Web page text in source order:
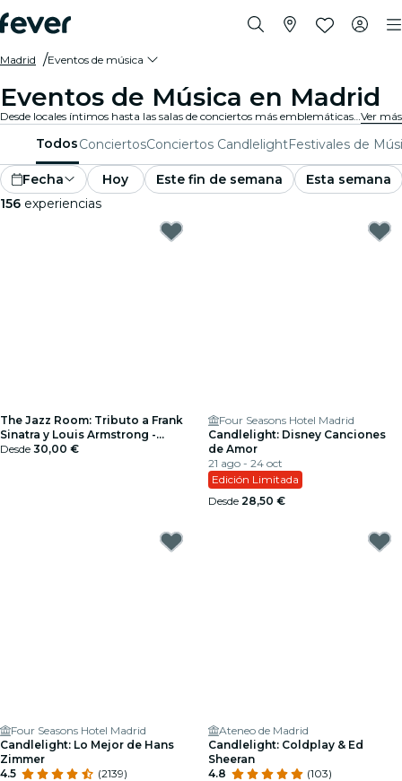
Madrid Eventos de música
Eventos de Música en Madrid
Desde locales íntimos hasta las salas de conciertos más emblemáticas de la ciudad, Madrid vive al son de la música y ofrece una variada gama de eventos para todos los gustos y estilos.Ver más
TodosConciertosConciertos CandlelightFestivales de
Fecha Hoy Este fin de semana
Esta semana
156 experiencias
The Jazz Room: Tributo a Frank
Sinatra y Louis Armstrong -
Tarjeta Regalo
Desde 30,00 €
Four Seasons Hotel Madrid
Candlelight: Disney Canciones
de Amor
21 ago - 24 oct
Edición Limitada
Desde 28,50 €
Four Seasons Hotel Madrid
Candlelight: Lo Mejor de Hans
Zimmer
4.5
(2139)
Ateneo de Madrid
Candlelight: Coldplay & Ed
Sheeran
4.8
(103)